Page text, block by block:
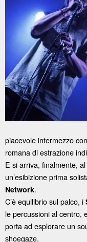
piacevole intermezzo
romana di estrazione
E si arriva, finalmente,
un’esibizione prima
Network.
C’è equilibrio sul palco, i
le percussioni al centro,
porta ad esplorare un
shoegaze.